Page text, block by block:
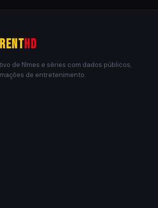
HD
de filmes e séries com dados públicos,
de entretenimento.